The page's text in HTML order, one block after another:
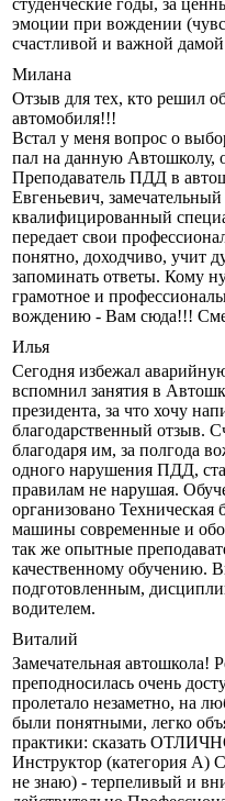
студенческие годы, за
эмоции при вождении
счастливой и важной дамой
Милана
Отзыв для тех, кто решил
автомобиля!!!
Встал у меня вопрос о
пал на данную Автошколу,
Преподаватель ПДД в
Евгеньевич, замечательный
квалифицированный
передает свои
понятно, доходчиво, учит
запоминать ответы. Кому
грамотное и
вождению - Вам сюда!!!
Илья
Сегодня избежал
вспомнил занятия в
президента, за что хочу
благодарственный отзыв.
благодаря им, за полгода
одного нарушения ПДД,
правилам не нарушая.
организовано Техническая
машины современные и
так же опытные
качественному обучению.
подготовленным,
водителем.
Виталий
Замечательная автошкола!
преподносилась очень
пролетало незаметно, на
были понятными, легко
практики: сказать
Инструктор (категория А)
не знаю) - терпеливый и